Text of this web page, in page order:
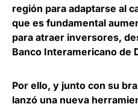
región para adaptarse al
que es fundamental
para atraer inversores,
Banco Interamericano de
Por ello, y junto con su
lanzó una nueva